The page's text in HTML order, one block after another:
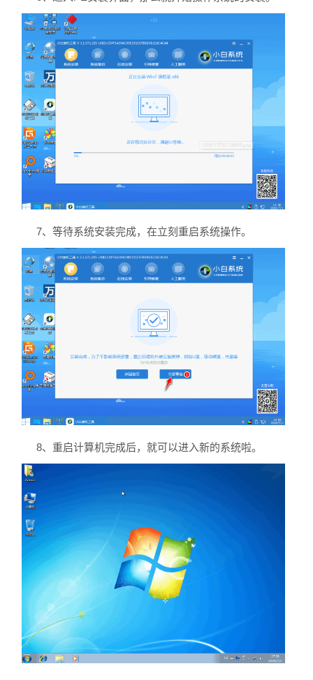
7、等待系统安装完成，在立刻重启系统操作。
8、重启计算机完成后，就可以进入新的系统啦。